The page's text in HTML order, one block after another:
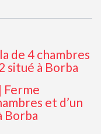
Ferme
et d’un
Borba